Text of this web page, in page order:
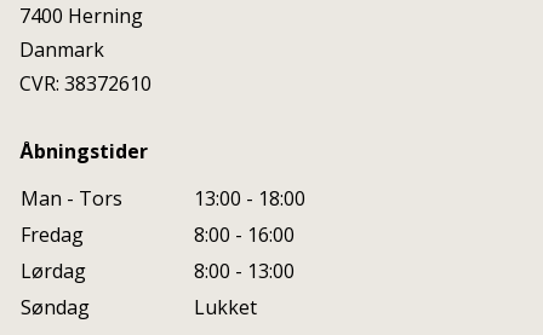
7400 Herning
Danmark
CVR: 38372610
Åbningstider
Man - Tors
13:00 - 18:00
Fredag
8:00 - 16:00
Lørdag
8:00 - 13:00
Søndag
Lukket